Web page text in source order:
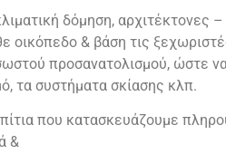
δόμηση, αρχιτέκτονες
οικόπεδο & βάση τις
προσανατολισμού, ώστε
τα συστήματα σκίασης κλπ.
που κατασκευάζουμε
&